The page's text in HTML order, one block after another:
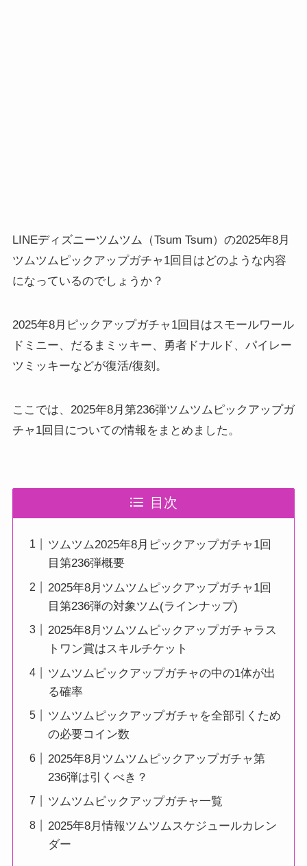
LINEディズニーツムツム（Tsum Tsum）の2025年8月
ツムツムピックアップガチャ1回目はどのような内容
になっているのでしょうか？
2025年8月ピックアップガチャ1回目はスモールワール
ドミニー、だるまミッキー、勇者ドナルド、パイレー
ツミッキーなどが復活/復刻。
ここでは、2025年8月第236弾ツムツムピックアップガ
チャ1回目についての情報をまとめました。
目次
ツムツム2025年8月ピックアップガチャ1回
目第236弾概要
2025年8月ツムツムピックアップガチャ1回
目第236弾の対象ツム(ラインナップ)
2025年8月ツムツムピックアップガチャラス
トワン賞はスキルチケット
ツムツムピックアップガチャの中の1体が出
る確率
ツムツムピックアップガチャを全部引くため
の必要コイン数
2025年8月ツムツムピックアップガチャ第
236弾は引くべき？
ツムツムピックアップガチャ一覧
2025年8月情報ツムツムスケジュールカレン
ダー